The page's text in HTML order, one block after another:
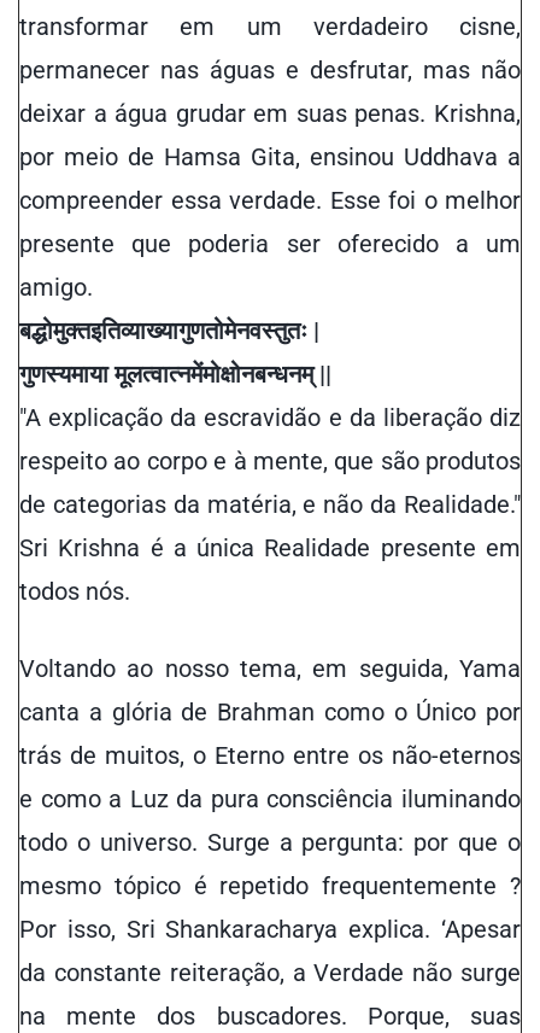
transformar em um verdadeiro cisne,
permanecer nas águas e desfrutar, mas não
deixar a água grudar em suas penas. Krishna,
por meio de Hamsa Gita, ensinou Uddhava a
compreender essa verdade. Esse foi o melhor
presente que poderia ser oferecido a um
amigo.
बद्धोमुक्तइतिव्याख्यागुणतोमेनवस्तुतः |
गुणस्यमायामूलत्वात्नमेंमोक्षोनबन्धनम्||
"A explicação da escravidão e da liberação diz
respeito ao corpo e à mente, que são produtos
de categorias da matéria, e não da Realidade."
Sri Krishna é a única Realidade presente em
todos nós.
Voltando ao nosso tema, em seguida, Yama
canta a glória de Brahman como o Único por
trás de muitos, o Eterno entre os não-eternos
e como a Luz da pura consciência iluminando
todo o universo. Surge a pergunta: por que o
mesmo tópico é repetido frequentemente ?
Por isso, Sri Shankaracharya explica. ‘Apesar
da constante reiteração, a Verdade não surge
na mente dos buscadores. Porque, suas